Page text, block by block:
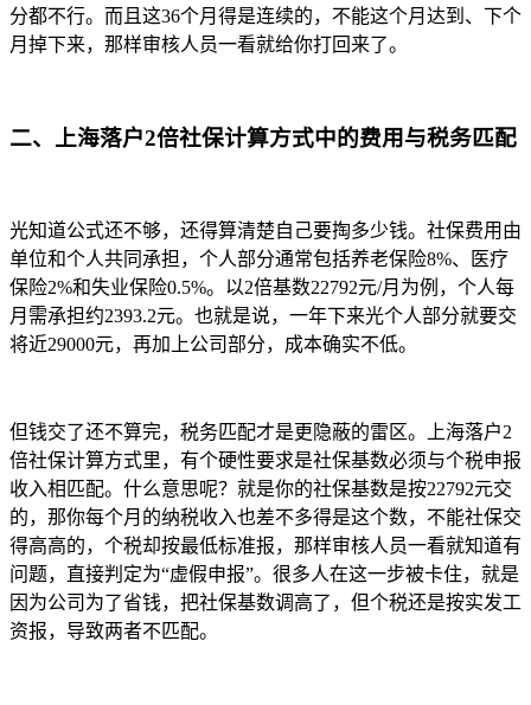
分都不行。而且这36个月得是连续的，不能这个月达到、下个
月掉下来，那样审核人员一看就给你打回来了。
二、上海落户2倍社保计算方式中的费用与税务匹配
光知道公式还不够，还得算清楚自己要掏多少钱。社保费用由
单位和个人共同承担，个人部分通常包括养老保险8%、医疗
保险2%和失业保险0.5%。以2倍基数22792元/月为例，个人每
月需承担约2393.2元。也就是说，一年下来光个人部分就要交
将近29000元，再加上公司部分，成本确实不低。
但钱交了还不算完，税务匹配才是更隐蔽的雷区。上海落户2
倍社保计算方式里，有个硬性要求是社保基数必须与个税申报
收入相匹配。什么意思呢？就是你的社保基数是按22792元交
的，那你每个月的纳税收入也差不多得是这个数，不能社保交
得高高的，个税却按最低标准报，那样审核人员一看就知道有
问题，直接判定为“虚假申报”。很多人在这一步被卡住，就是
因为公司为了省钱，把社保基数调高了，但个税还是按实发工
资报，导致两者不匹配。